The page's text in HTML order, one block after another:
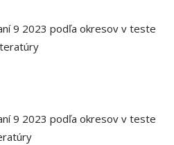
9 2023 podľa okresov v teste
9 2023 podľa okresov v teste